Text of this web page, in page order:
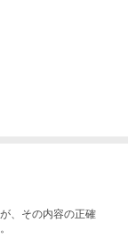
、その内容の正確